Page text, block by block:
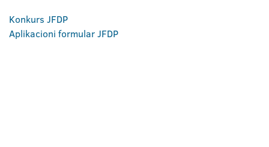
Konkurs JFDP
Aplikacioni formular JFDP